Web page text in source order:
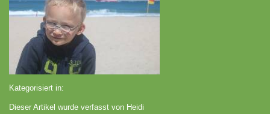
Kategorisiert in:
Dieser Artikel wurde verfasst von Heidi